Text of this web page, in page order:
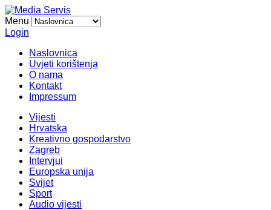
Menu
Login
Naslovnica
Uvjeti korištenja
O nama
Kontakt
Impressum
Vijesti
Hrvatska
Kreativno gospodarstvo
Zagreb
Intervjui
Europska unija
Svijet
Sport
Audio vijesti